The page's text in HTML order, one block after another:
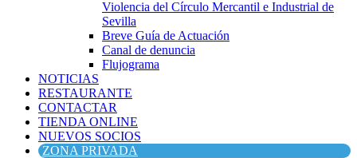
Violencia del Círculo Mercantil e Industrial de
Sevilla
Breve Guía de Actuación
Canal de denuncia
Flujograma
NOTICIAS
RESTAURANTE
CONTACTAR
TIENDA ONLINE
NUEVOS SOCIOS
ZONA PRIVADA